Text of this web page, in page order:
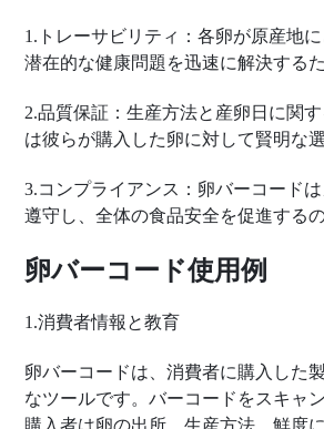
1.トレーサビリティ：各卵が原産地
潜在的な健康問題を迅速に解決する
2.品質保証：生産方法と産卵日に関
は彼らが購入した卵に対して賢明な
3.コンプライアンス：卵バーコード
遵守し、全体の食品安全を促進する
卵バーコード使用例
1.消費者情報と教育
卵バーコードは、消費者に購入した
なツールです。バーコードをスキャ